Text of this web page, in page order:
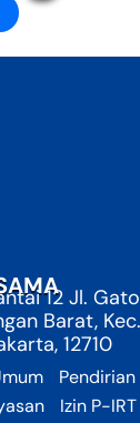
12 Jl.
Barat,
12710
Pendirian
Izin P-IRT